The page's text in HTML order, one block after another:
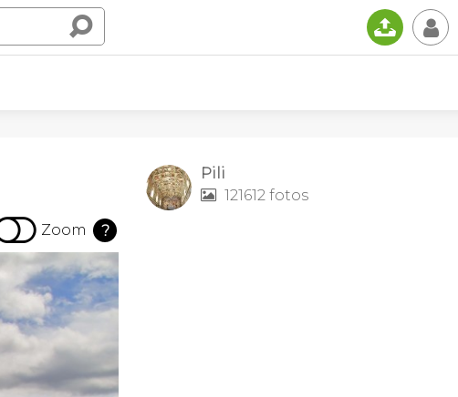
📤 👤
Zoom ?
Pili
 121612 fotos